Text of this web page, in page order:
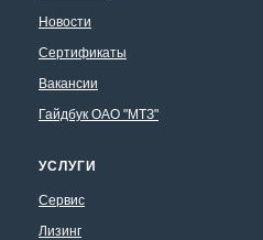
Новости
Сертификаты
Вакансии
Гайдбук ОАО "МТЗ"
УСЛУГИ
Сервис
Лизинг